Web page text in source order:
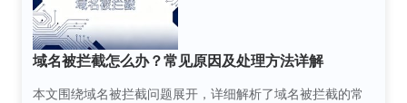
域名被拦截怎么办？常见原因及处理方法详解
本文围绕域名被拦截问题展开，详细解析了域名被拦截的常